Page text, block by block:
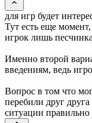
для игр будет
Тут есть еще
игрок лишь
Именно второй
введениям, ведь
Вопрос в том что
перебили друг друга
ситуации правильно